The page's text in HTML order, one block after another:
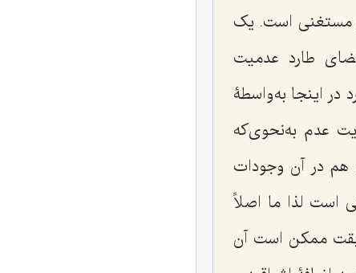
مستغنى است. یک
طارد عدمیت
در اینجا به‌واسطۀ
عدم به‌نحوى‌که
هم در آن وجودات
است لذا ما اصلاً
ممکن است آن